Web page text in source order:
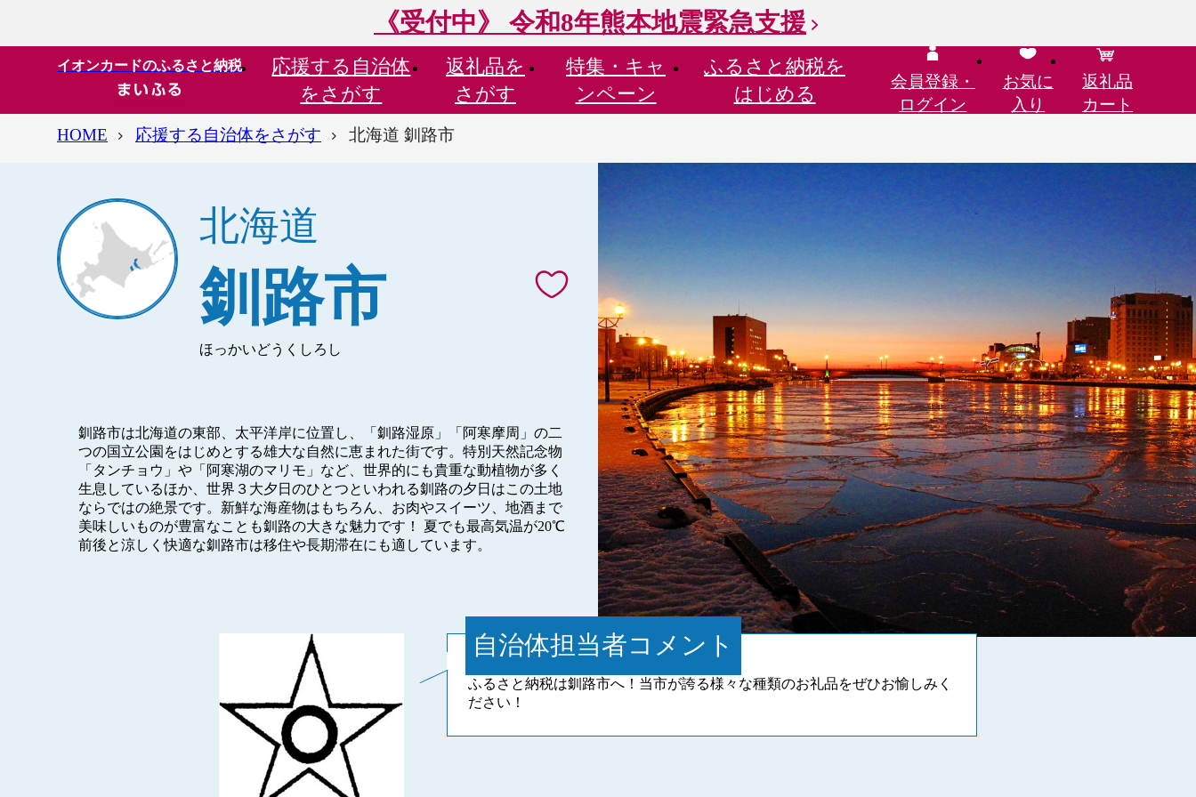
《受付中》 令和8年熊本地震緊急支援
イオンカードのふるさと納税 応援する 自治体
をさがす
返礼品を
さがす
特集・ キャ
ンペーン
ふるさと納税を
はじめる
会員登録・
ログイン
お気に
入り
返礼品
カート
HOME
応援する自治体をさがす 北海道 釧路市
北海道
釧路市
ほっかいどうくしろし
釧路市は北海道の東部、太平洋岸に位置し、「釧路湿原」「阿寒摩周」の二
つの国立公園をはじめとする雄大な自然に恵まれた街です。特別天然記念物
「タンチョウ」や「阿寒湖のマリモ」など、世界的にも貴重な動植物が多く
生息しているほか、世界３大夕日のひとつといわれる釧路の夕日はこの土地
ならではの絶景です。新鮮な海産物はもちろん、お肉やスイーツ、地酒まで
美味しいものが豊富なことも釧路の大きな魅力です！ 夏でも最高気温が20℃
前後と涼しく快適な釧路市は移住や長期滞在にも適しています。
自治体担当者コメント
ふるさと納税は釧路市へ！当市が誇る様々な種類のお礼品をぜひお愉しみく
ださい！